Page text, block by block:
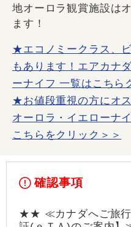
地オーロラ観賞施設は
ます！
★エコノミークラス、
もあります！エアカナ
ーナイフ 一覧はこちら
★お値段重視の方にオ
オーロラ・イエローナ
こちらをクリック＞＞
確認事項
★★ ≪カナダへご旅行